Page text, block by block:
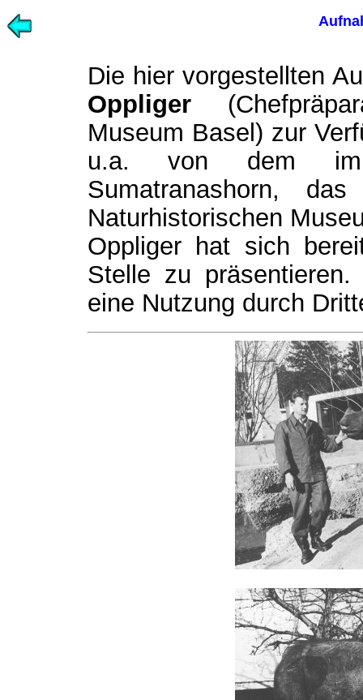
Die hier vorgestellten
Oppliger
Museum Basel) zur
u.a. von dem im
Sumatranashorn,
Naturhistorischen
Oppliger hat sich
Stelle zu
eine Nutzung durch